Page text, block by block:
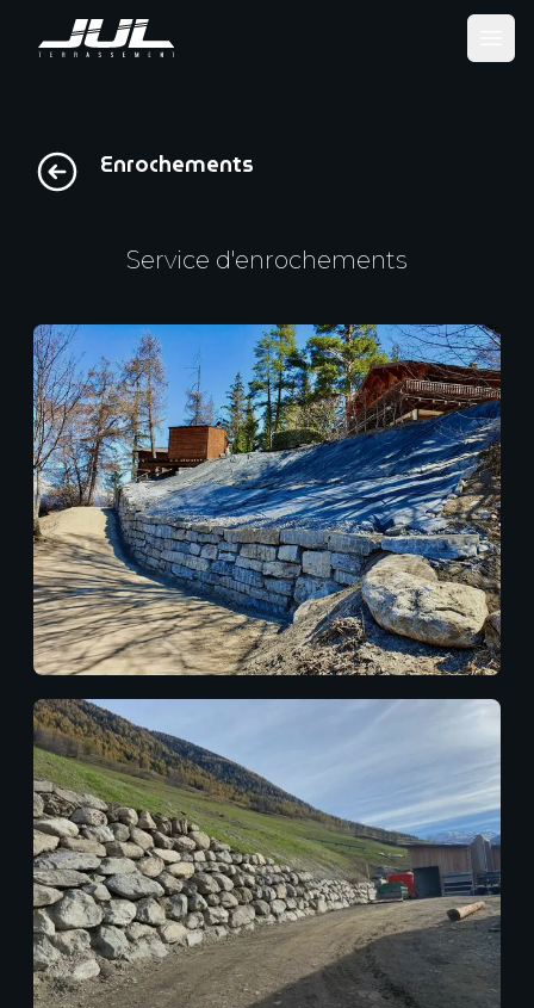
Enrochements
Service d'enrochements